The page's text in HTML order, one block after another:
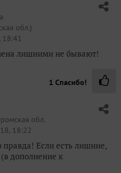
обл.)
лишними не бывают!
1 Спасибо!
обл.
18:22
правда! Если есть лишние,
дополнение к